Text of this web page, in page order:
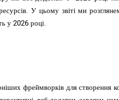
У цьому звіті ми
у 2026 році.
фреймворків для створення